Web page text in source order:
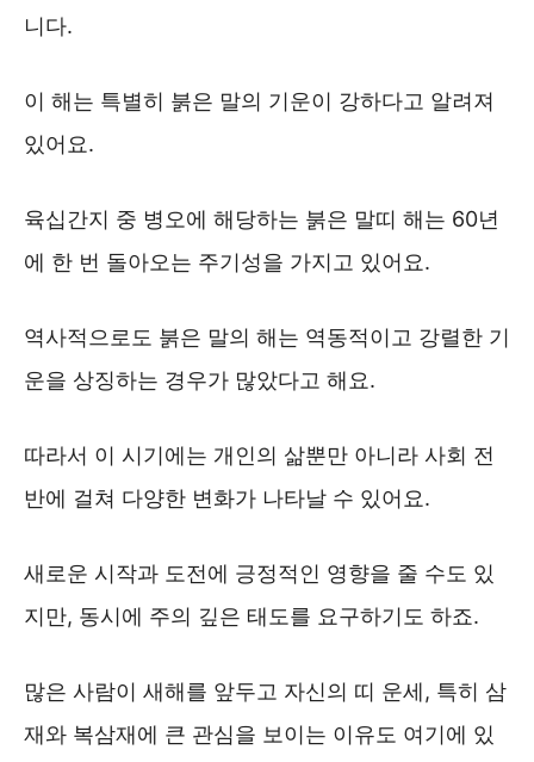
니다.
이 해는 특별히 붉은 말의 기운이 강하다고 알려져
있어요.
육십간지 중 병오에 해당하는 붉은 말띠 해는 60년
에 한 번 돌아오는 주기성을 가지고 있어요.
역사적으로도 붉은 말의 해는 역동적이고 강렬한 기
운을 상징하는 경우가 많았다고 해요.
따라서 이 시기에는 개인의 삶뿐만 아니라 사회 전
반에 걸쳐 다양한 변화가 나타날 수 있어요.
새로운 시작과 도전에 긍정적인 영향을 줄 수도 있
지만, 동시에 주의 깊은 태도를 요구하기도 하죠.
많은 사람이 새해를 앞두고 자신의 띠 운세, 특히 삼
재와 복삼재에 큰 관심을 보이는 이유도 여기에 있